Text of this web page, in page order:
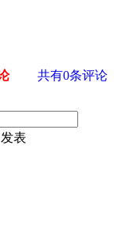
共有0条评论
表